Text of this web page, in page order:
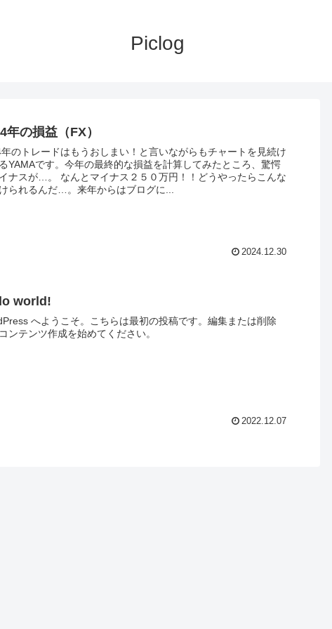
Piclog
年の損益（FX）
のトレードはもうおしまい！と言いながらもチャートを見続け
YAMAです。今年の最終的な損益を計算してみたところ、驚愕
とマイナス２５０万円！！どうやったらこんな
られるんだ…。来年からはブログに...
2024.12.30
world!
へようこそ。こちらは最初の投稿です。編集または削除
ンテンツ作成を始めてください。
2022.12.07